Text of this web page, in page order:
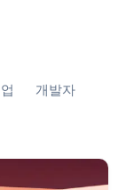
개발자